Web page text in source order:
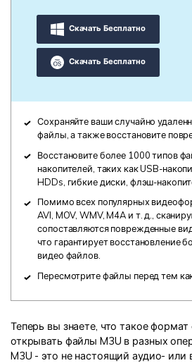
Скачать Бесплатно
Скачать Бесплатно
Сохраняйте ваши случайно
файлы, а также восстановите
Восстановите более 1000 типов
накопителей, таких как USB-
HDDs, гибкие диски, флэш-
Помимо всех популярных
AVI, MOV, WMV, M4A и т. д.,
сопоставляются поврежденные
что гарантирует восстановление
видео файлов.
Пересмотрите файлы перед тем
Теперь вы знаете, что такое
открывать файлы M3U в разных
M3U - это не настоящий аудио- или